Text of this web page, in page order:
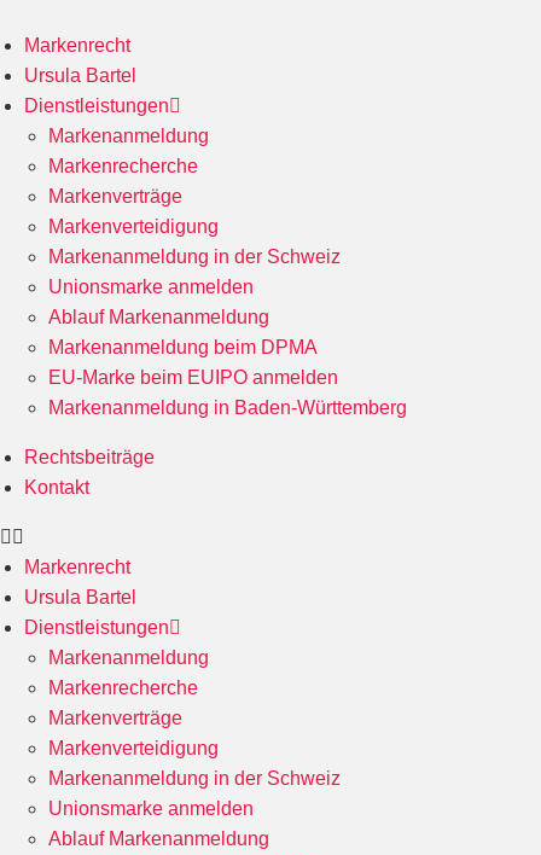
Markenrecht
Ursula Bartel
Dienstleistungen
Markenanmeldung
Markenrecherche
Markenverträge
Markenverteidigung
Markenanmeldung in der Schweiz
Unionsmarke anmelden
Ablauf Markenanmeldung
Markenanmeldung beim DPMA
EU-Marke beim EUIPO anmelden
Markenanmeldung in Baden-Württemberg
Rechtsbeiträge
Kontakt
Markenrecht
Ursula Bartel
Dienstleistungen
Markenanmeldung
Markenrecherche
Markenverträge
Markenverteidigung
Markenanmeldung in der Schweiz
Unionsmarke anmelden
Ablauf Markenanmeldung